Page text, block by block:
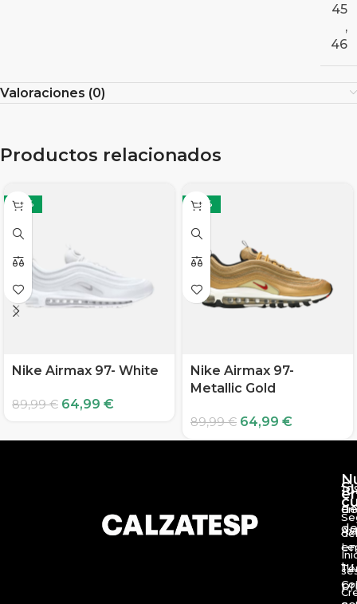
45
,
46
Valoraciones (0)
Productos relacionados
-28%
Nike Airmax 97- White
89,99€ 64,99 €
-28%
Nike Airmax 97-
Metallic Gold
89,99€ 64,99 €
de
en
tu